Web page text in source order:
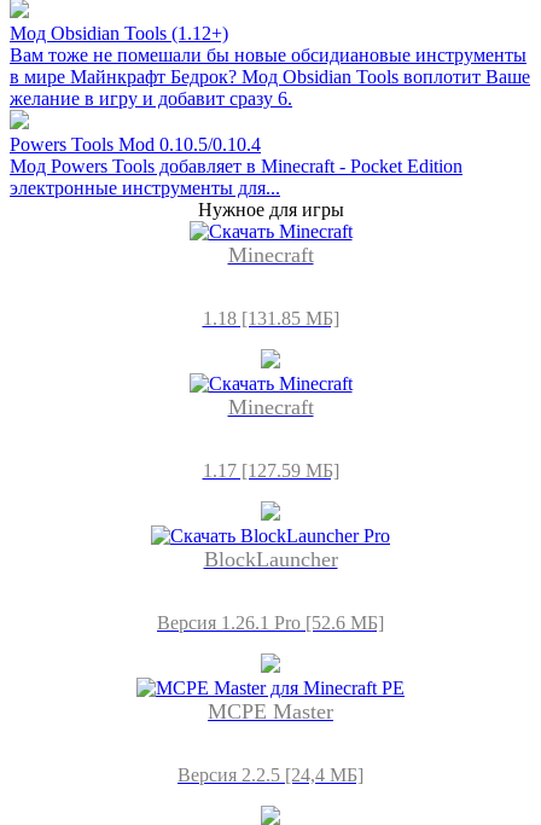
Мод Obsidian Tools (1.12+)
Вам тоже не помешали бы новые обсидиановые инструменты
в мире Майнкрафт Бедрок? Мод Obsidian Tools воплотит Ваше
желание в игру и добавит сразу 6.
Powers Tools Mod 0.10.5/0.10.4
Мод Powers Tools добавляет в Minecraft - Pocket Edition
электронные инструменты для...
Нужное для игры
Minecraft
1.18 [131.85 МБ]
Minecraft
1.17 [127.59 МБ]
BlockLauncher
Версия 1.26.1 Pro [52.6 МБ]
MCPE Master
Версия 2.2.5 [24,4 МБ]